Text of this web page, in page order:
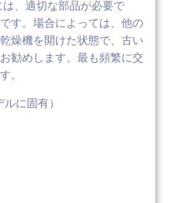
、適切な部品が必要で
す。場合によっては、他の
燥機を開けた状態で、古い
勧めします。最も頻繁に交
。
に固有）